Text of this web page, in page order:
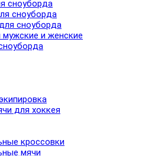
сноуборда
сноуборда
сноуборда
и женские
для хоккея
кроссовки
мячи